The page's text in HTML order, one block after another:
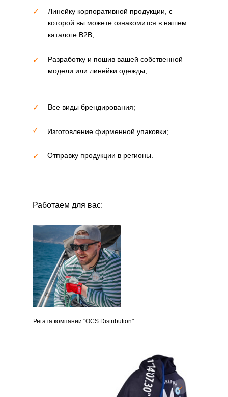
Изготовление фирменной упаковки;
Отправку продукции в регионы.
Разработку и пошив вашей собственной
модели или линейки одежды;
Линейку корпоративной продукции, с
которой вы можете ознакомится в нашем
каталоге В2В;
Все виды брендирования;
Работаем для вас:
Регата компании "OCS Distribution"
✓
✓
✓
✓
✓